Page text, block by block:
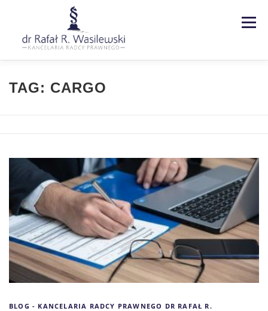
Menu
Strona główna
Blog EN | DE
TAG: CARGO
BLOG - KANCELARIA RADCY PRAWNEGO DR RAFAŁ R.